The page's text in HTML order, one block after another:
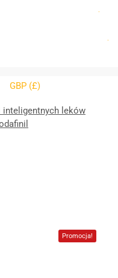
.
.
GBP (£)
inteligentnych leków
Promocja!